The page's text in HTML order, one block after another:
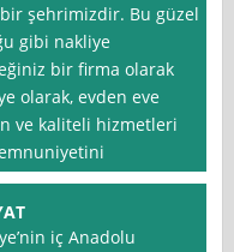
şehrimizdir. Bu güzel
gibi nakliye
bir firma olarak
olarak, evden eve
ve kaliteli hizmetleri
iç Anadolu